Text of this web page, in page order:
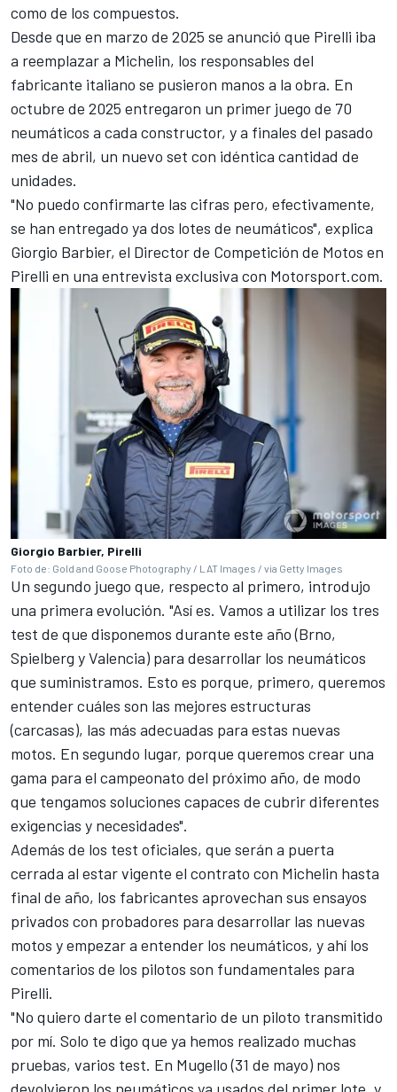
como de los compuestos.
Desde que en marzo de 2025 se anunció que Pirelli iba
a reemplazar a Michelin, los responsables del
fabricante italiano se pusieron manos a la obra. En
octubre de 2025 entregaron un primer juego de 70
neumáticos a cada constructor, y a finales del pasado
mes de abril, un nuevo set con idéntica cantidad de
unidades.
"No puedo confirmarte las cifras pero, efectivamente,
se han entregado ya dos lotes de neumáticos", explica
Giorgio Barbier, el Director de Competición de Motos en
Pirelli en una entrevista exclusiva con Motorsport.com.
Giorgio Barbier, Pirelli
Foto de: Gold and Goose Photography / LAT Images / via Getty Images
Un segundo juego que, respecto al primero, introdujo
una primera evolución. "Así es. Vamos a utilizar los tres
test de que disponemos durante este año (Brno,
Spielberg y Valencia) para desarrollar los neumáticos
que suministramos. Esto es porque, primero, queremos
entender cuáles son las mejores estructuras
(carcasas), las más adecuadas para estas nuevas
motos. En segundo lugar, porque queremos crear una
gama para el campeonato del próximo año, de modo
que tengamos soluciones capaces de cubrir diferentes
exigencias y necesidades".
Además de los test oficiales, que serán a puerta
cerrada al estar vigente el contrato con Michelin hasta
final de año, los fabricantes aprovechan sus ensayos
privados con probadores para desarrollar las nuevas
motos y empezar a entender los neumáticos, y ahí los
comentarios de los pilotos son fundamentales para
Pirelli.
"No quiero darte el comentario de un piloto transmitido
por mí. Solo te digo que ya hemos realizado muchas
pruebas, varios test. En Mugello (31 de mayo) nos